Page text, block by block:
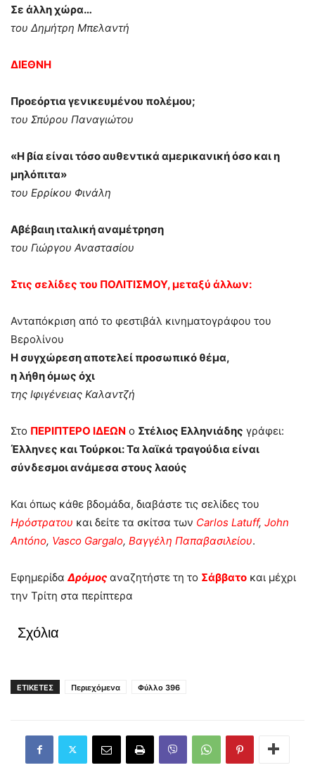
Σε άλλη χώρα…
του Δημήτρη Μπελαντή
ΔΙΕΘΝΗ
Προεόρτια γενικευμένου πολέμου;
του Σπύρου Παναγιώτου
«Η βία είναι τόσο αυθεντικά αμερικανική όσο και η
μηλόπιτα»
του Ερρίκου Φινάλη
Αβέβαιη ιταλική αναμέτρηση
του Γιώργου Αναστασίου
Στις σελίδες του ΠΟΛΙΤΙΣΜΟΥ,μεταξύ άλλων:
Ανταπόκριση από το φεστιβάλ κινηματογράφου του
Βερολίνου
Η συγχώρεση αποτελεί προσωπικό θέμα,
η λήθη όμως όχι
της Ιφιγένειας Καλαντζή
Στο ΠΕΡΙΠΤΕΡΟ ΙΔΕΩΝ ο Στέλιος Ελληνιάδης γράφει:
Έλληνες και Τούρκοι: Τα λαϊκά τραγούδια είναι
σύνδεσμοι ανάμεσα στους λαούς
Και όπως κάθε βδομάδα, διαβάστε τις σελίδες του
Ηρόστρατου και δείτε τα σκίτσα των Carlos Latuff, John
Antóno, Vasco Gargalo, Βαγγέλη Παπαβασιλείου.
ΕφημερίδαΔρόμος αναζητήστε τη το Σάββατο και μέχρι
την Τρίτη στα περίπτερα
Σχόλια
ΕΤΙΚΕΤΕΣ Περιεχόμενα Φύλλο 396